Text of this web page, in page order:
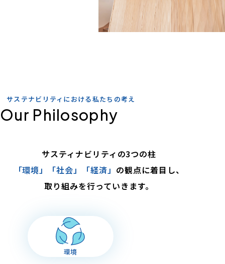
サステナビリティにおける私たちの考え
サスティナビリティの3つの柱
「環境」「社会」「経済」 の観点に着目し、
取り組みを行っていきます。
環境